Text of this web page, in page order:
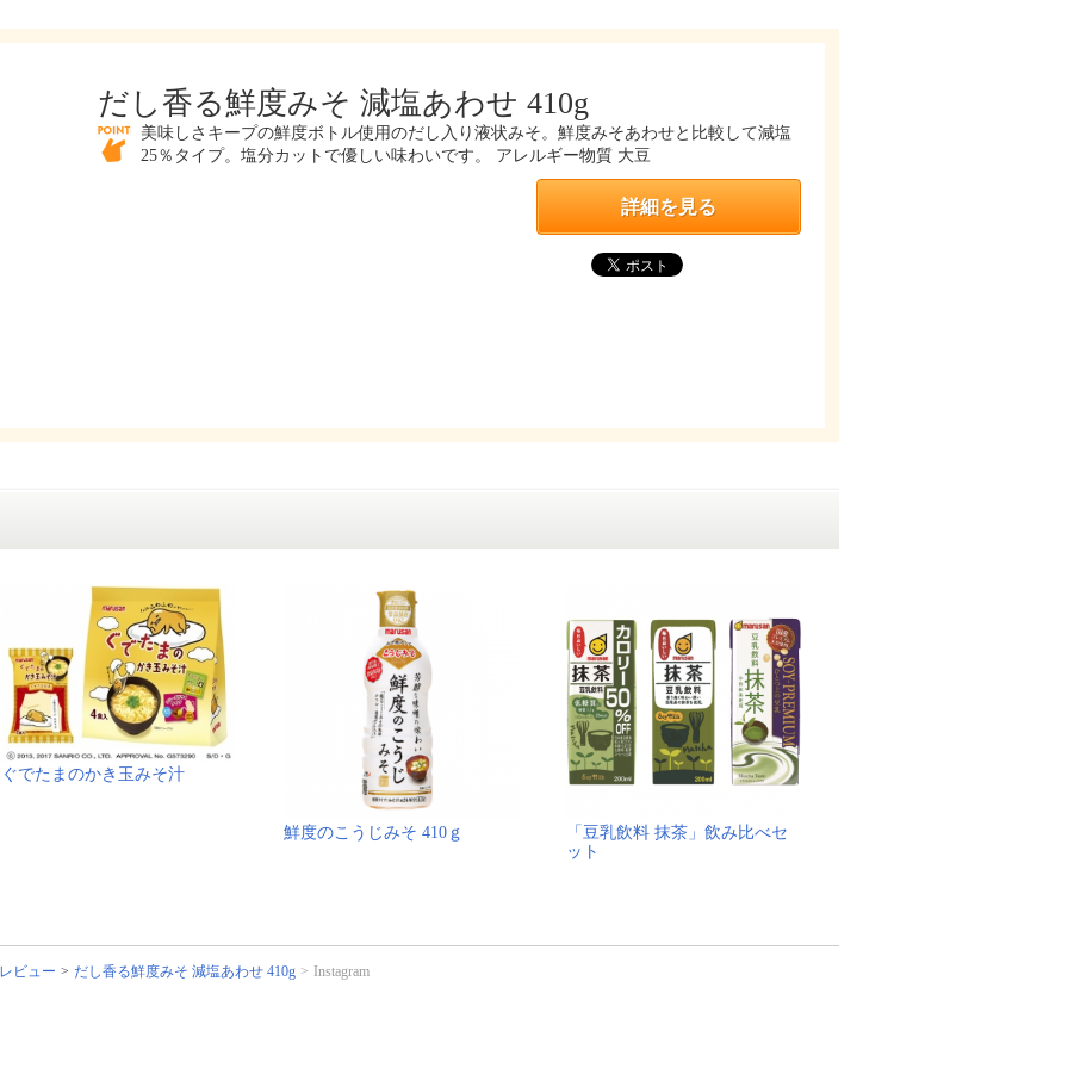
だし香る鮮度みそ 減塩あわせ 410g
美味しさキープの鮮度ボトル使用のだし入り液状みそ。鮮度みそあわせと比較して減塩
25％タイプ。塩分カットで優しい味わいです。 アレルギー物質 大豆
詳細を見る
ぐでたまのかき玉みそ汁
鮮度のこうじみそ 410ｇ
「豆乳飲料 抹茶」飲み比べセ
ット
ビュー だし香る鮮度みそ 減塩あわせ 410g Instagram